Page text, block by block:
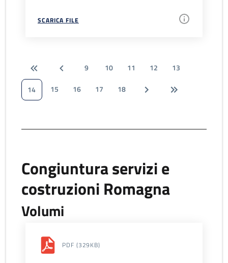
SCARICA FILE
9 10 11 12
13
14
15 16 17 18
Congiuntura servizi e
costruzioni Romagna
Volumi
PDF (329KB)